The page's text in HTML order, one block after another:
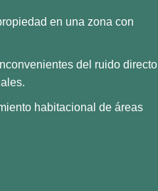
en una zona con
del ruido directo
habitacional de áreas